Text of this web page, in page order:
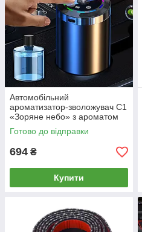
Автомобільний
ароматизатор-зволожувач C1
«Зоряне небо» з ароматом
Океан, підсвіткою, USB Type-
C, 5 режимів, авто-дифузор
Готово до відправки
694 ₴
Купити